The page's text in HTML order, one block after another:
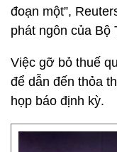
đoạn một”,
phát ngôn của Bộ
Việc gỡ bỏ thuế
để dẫn đến thỏa
họp báo định kỳ.